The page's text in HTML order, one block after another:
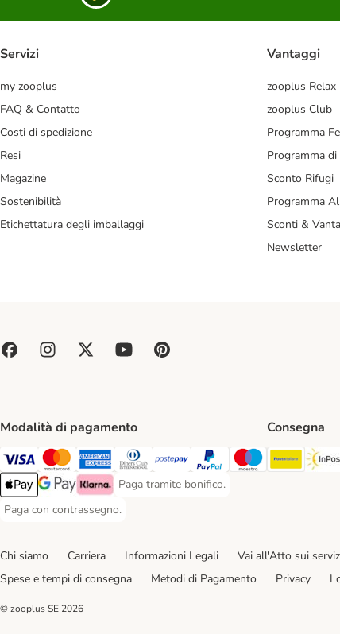
Servizi
my zooplus
FAQ & Contatto
Costi di spedizione
Resi
Magazine
Sostenibilità
Etichettatura degli imballaggi
Vantaggi
zooplus Relax
zooplus Club
Programma
Programma
Sconto Rifugi
Programma
Sconti &
Newsletter
Modalità di pagamento
Paga con Visa. Payment Method
Paga con Mastercard. Payment Method
Paga con American Express. Payment Method
Paga con Diners Club. Payment Method
Paga con Postepay. Payment Method
Paga con PayPal. Payment
Paga con Maestro.
Apple Pay Payment Method
Google Pay Payment Method
Klarna Payment Method
Paga tramite bonifico.
Paga tramite bonifico. Payment Method
Paga con contrassegno.
Paga con contrassegno. Payment Method
Consegna
Poste
Chi siamo Carriera Informazioni Legali Vai all'Atto sui
Spese e tempi di consegna
Metodi di Pagamento Privacy I
© zooplus SE 2026